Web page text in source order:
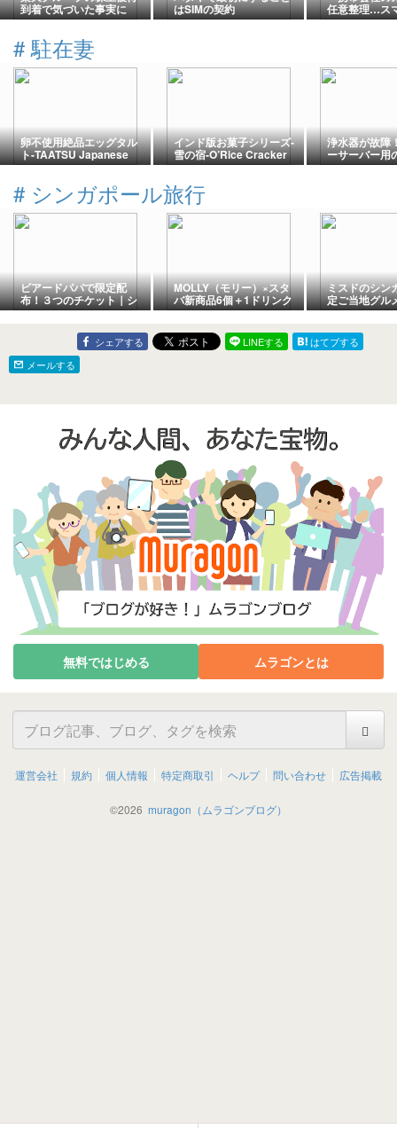
到着で気づいた事実に
NISA枠で購入した後悔
はSIMの契約 任意整理…ス
まま使える？
# 駐在妻
卵不使用絶品エッグタル
ト-TAATSU Japanese
Baked Tarts
インド版お菓子シリーズ-
雪の宿-O’Rice Cracker
浄水器が故障
ーサーバー用
# シンガポール旅行
ビアードパパで限定配
布！３つのチケット｜シ
ンガポールナショナルデ
ーイベント
MOLLY（モリー）×スタ
バ新商品6個＋1ドリンク
｜スターバックスシンガ
ポール【2026年】
ミスドのシン
定ご当地グル
トップページ
シェアする LINEする
はてブする
メールする
無料ではじめる ムラゴンとは
運営会社 規約 個人情報 特定商取引 ヘルプ 問い合わせ 広告掲載
©2026 muragon（ムラゴンブログ）